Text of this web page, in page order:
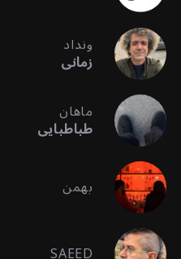
ونداد
زمانی
ماهان
طباطبایی
بهمن